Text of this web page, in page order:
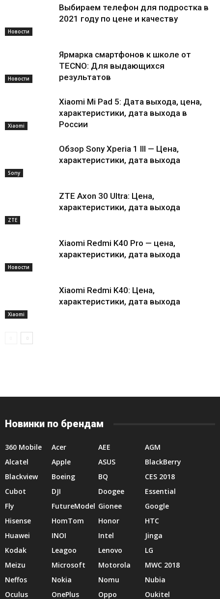
Новости
Выбираем телефон для подростка в
2021 году по цене и качеству
Новости
Ярмарка смартфонов к школе от
TECNO: Для выдающихся
результатов
Xiaomi
Xiaomi Mi Pad 5: Дата выхода, цена,
характеристики, дата выхода в
России
Sony
Обзор Sony Xperia 1 III — Цена,
характеристики, дата выхода
ZTE
ZTE Axon 30 Ultra: Цена,
характеристики, дата выхода
Новости
Xiaomi Redmi K40 Pro — цена,
характеристики, дата выхода
Xiaomi
Xiaomi Redmi K40: Цена,
характеристики, дата выхода
Новинки по брендам
360 Mobile Acer AEE
AGM
Alcatel
Apple ASUS
BlackBerry
Blackview
Boeing BQ
CES 2018
Cubot
DJI Doogee
Essential
Fly
FutureModel Gionee
Google
Hisense
HomTom Honor
HTC
Huawei
INOI Intel
Jinga
Kodak
Leagoo Lenovo
LG
Meizu
Microsoft Motorola
MWC 2018
Neffos
Nokia Nomu
Nubia
Oculus
OnePlus Oppo Oukitel